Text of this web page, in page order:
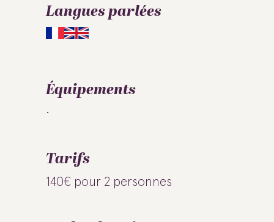
Langues parlées
Équipements
Tarifs
140€ pour 2 personnes